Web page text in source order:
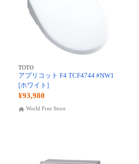
TOTO
アプリコット F4 TCF4744 #NW1
[ホワイト]
¥93,980
World Free Store